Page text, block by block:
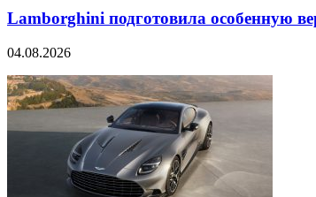
Lamborghini подготовила особенную
04.08.2026